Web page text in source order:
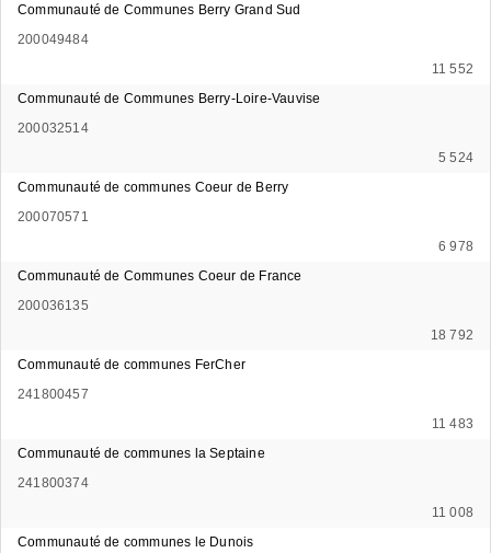
Communauté de Communes Berry Grand Sud
200049484
11 552
Communauté de Communes Berry-Loire-Vauvise
200032514
5 524
Communauté de communes Coeur de Berry
200070571
6 978
Communauté de Communes Coeur de France
200036135
18 792
Communauté de communes FerCher
241800457
11 483
Communauté de communes la Septaine
241800374
11 008
Communauté de communes le Dunois